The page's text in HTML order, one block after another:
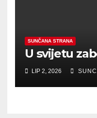
SUNČANA STRANA
U svijetu
LIP 2, 2026